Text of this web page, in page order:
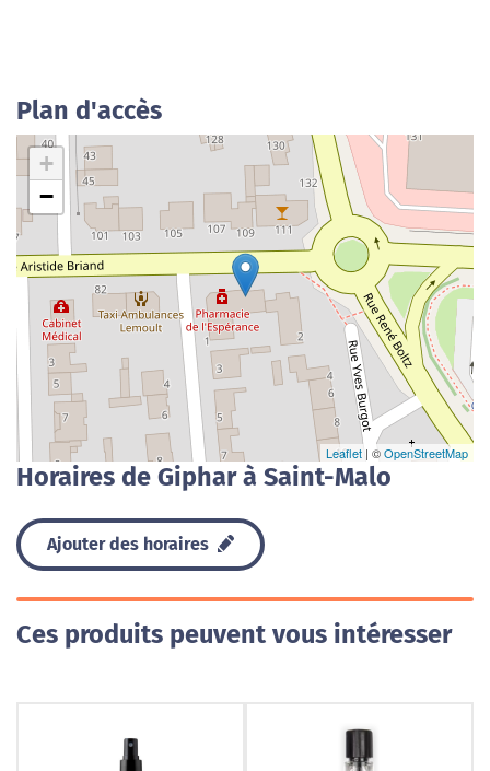
Plan d'accès
+
−
Leaflet | ©OpenStreetMap
Horaires de Giphar à Saint-Malo
Ajouter des horaires
Ces produits peuvent vous intéresser